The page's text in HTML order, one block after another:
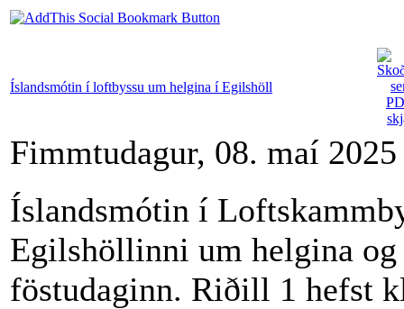
Íslandsmótin í loftbyssu um helgina í Egilshöll
Fimmtudagur, 08. maí
Íslandsmótin í
Egilshöllinni um helgina
föstudaginn. Riðill 1 hefst